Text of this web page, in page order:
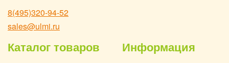
8(495)320-94-52
sales@ulmi.ru
Каталог товаров Информация